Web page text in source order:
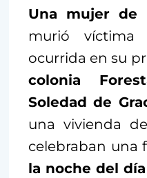
Una mujer de
murió víctima
ocurrida en su
colonia
Soledad de
una vivienda
celebraban una
la noche del